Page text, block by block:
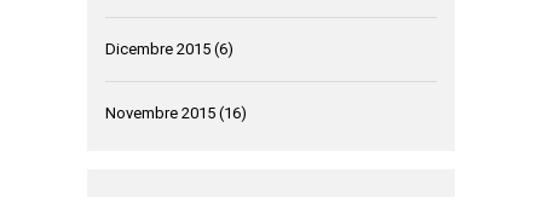
Dicembre 2015 (6)
Novembre 2015 (16)